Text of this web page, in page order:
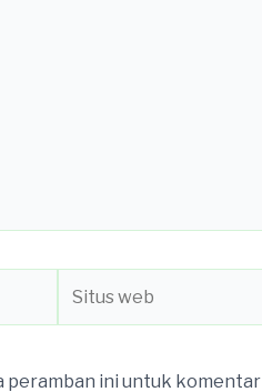
web
peramban ini untuk komentar